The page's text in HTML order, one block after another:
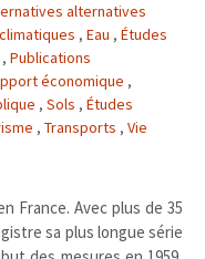
alternatives
, Eau , Études
, Publications
économique ,
, Sols , Études
, Transports , Vie
France. Avec plus de 35
sa plus longue série